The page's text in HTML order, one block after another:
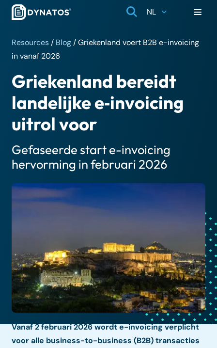
NL
Resources / Blog /Griekenland voert B2B e-invoicing
in vanaf 2026
Griekenland bereidt
landelijke e‑invoicing
uitrol voor
Gefaseerde start e-invoicing
hervorming in februari 2026
Vanaf 2 februari 2026 wordt e-invoicing verplicht
voor alle business-to-business (B2B) transacties